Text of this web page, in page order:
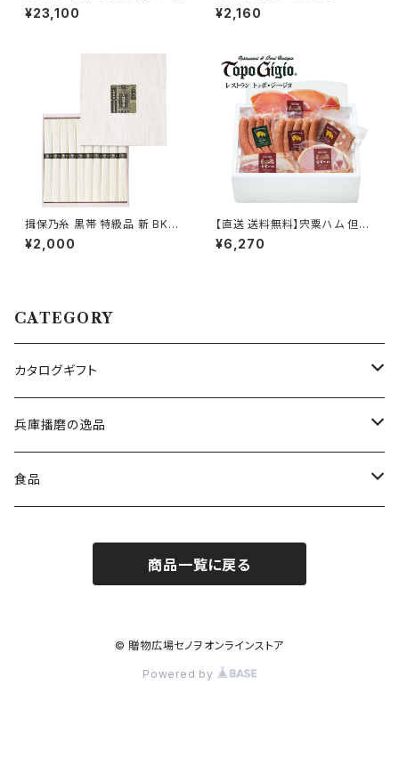
ギャラクシー＆アポロ【リンベル
プラスグルメ】
¥23,100 ¥2,160
揖保乃糸 黒帯 特級品 新 BKS-
20 10束 木箱入り
¥2,000
【直送 送料無料】宍粟ハム 但馬
牛レストラン トッポ・ジージョ 手
作りハム詰合せ TOPO-5
¥6,270
CATEGORY
カタログギフト
洋表紙 エクセレントチョイス
和表紙 高雅
グルメ専用 彩璃（いろり）
出産お祝い専用 のびのびBaby
兵庫播磨の逸品
揖保乃糸
但馬牛レストラン トッポジージョ
食品
商品一覧に戻る
© 贈物広場セノヲオンラインストア
Powered by